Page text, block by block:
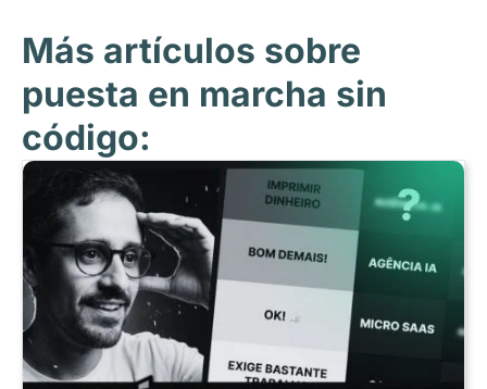
Más artículos sobre
puesta en marcha sin
código: